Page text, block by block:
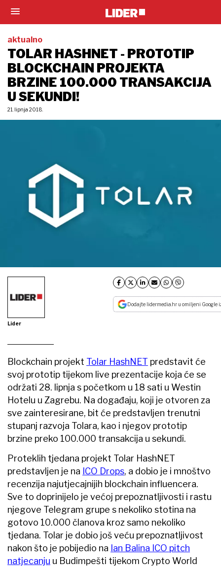
aktualno
TOLAR HASHNET - PROTOTIP
BLOCKCHAIN PROJEKTA
BRZINE 100.000 TRANSAKCIJA
U SEKUNDI!
21. lipnja 2018.
Lider
Dodajte lidermedia.hr u omiljeni Google
Blockchain projekt Tolar HashNET predstavit će
svoj prototip tijekom live prezentacije koja će se
održati 28. lipnja s početkom u 18 sati u Westin
Hotelu u Zagrebu. Na događaju, koji je otvoren za
sve zainteresirane, bit će predstavljen trenutni
stupanj razvoja Tolara, kao i njegov prototip
brzine preko 100.000 transakcija u sekundi.
Proteklih tjedana projekt Tolar HashNET
predstavljen je na ICO Drops, a dobio je i mnoštvo
recenzija najutjecajnijih blockchain influencera.
Sve to doprinijelo je većoj prepoznatljivosti i rastu
njegove Telegram grupe s nekoliko stotina na
gotovo 10.000 članova kroz samo nekoliko
tjedana. Tolar je dobio još veću prepoznatljivost
nakon što je pobijedio na Ian Balina ICO pitch
natjecanju u Budimpešti tijekom Crypto World